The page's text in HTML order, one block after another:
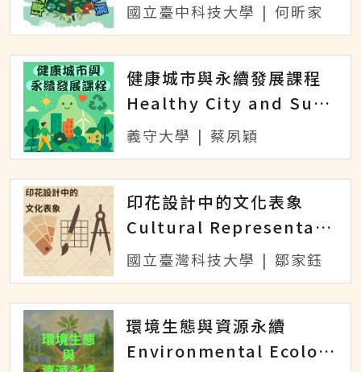
國立臺中科技大學 | 何昕家
健康城市與永續發展課程
Healthy City and Sustainable Development
義守大學 | 蔡夙穎
印花設計中的文化表象
Cultural Representation in Print Design
國立臺灣科技大學 | 鄒家鈺
環境生態與資源永續
Environmental Ecology and Resource Sustainability